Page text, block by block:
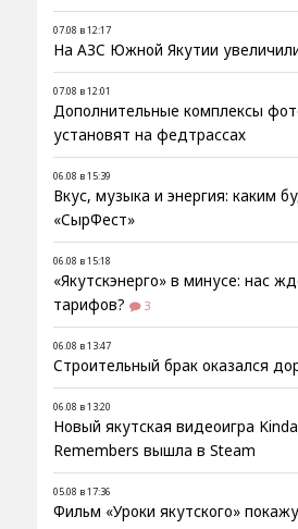
07.08 в 12:17
На АЗС Южной Якутии
07.08 в 12:01
Дополнительные комплексы
установят на федтрассах
06.08 в 15:39
Вкус, музыка и энергия: каким
«СырФест»
06.08 в 15:18
«Якутскэнерго» в минусе: нас
тарифов?
3
06.08 в 13:47
Строительный брак оказался
06.08 в 13:20
Новый якутская видеоигра
Remembers вышла в Steam
05.08 в 17:36
Фильм «Уроки якутского»